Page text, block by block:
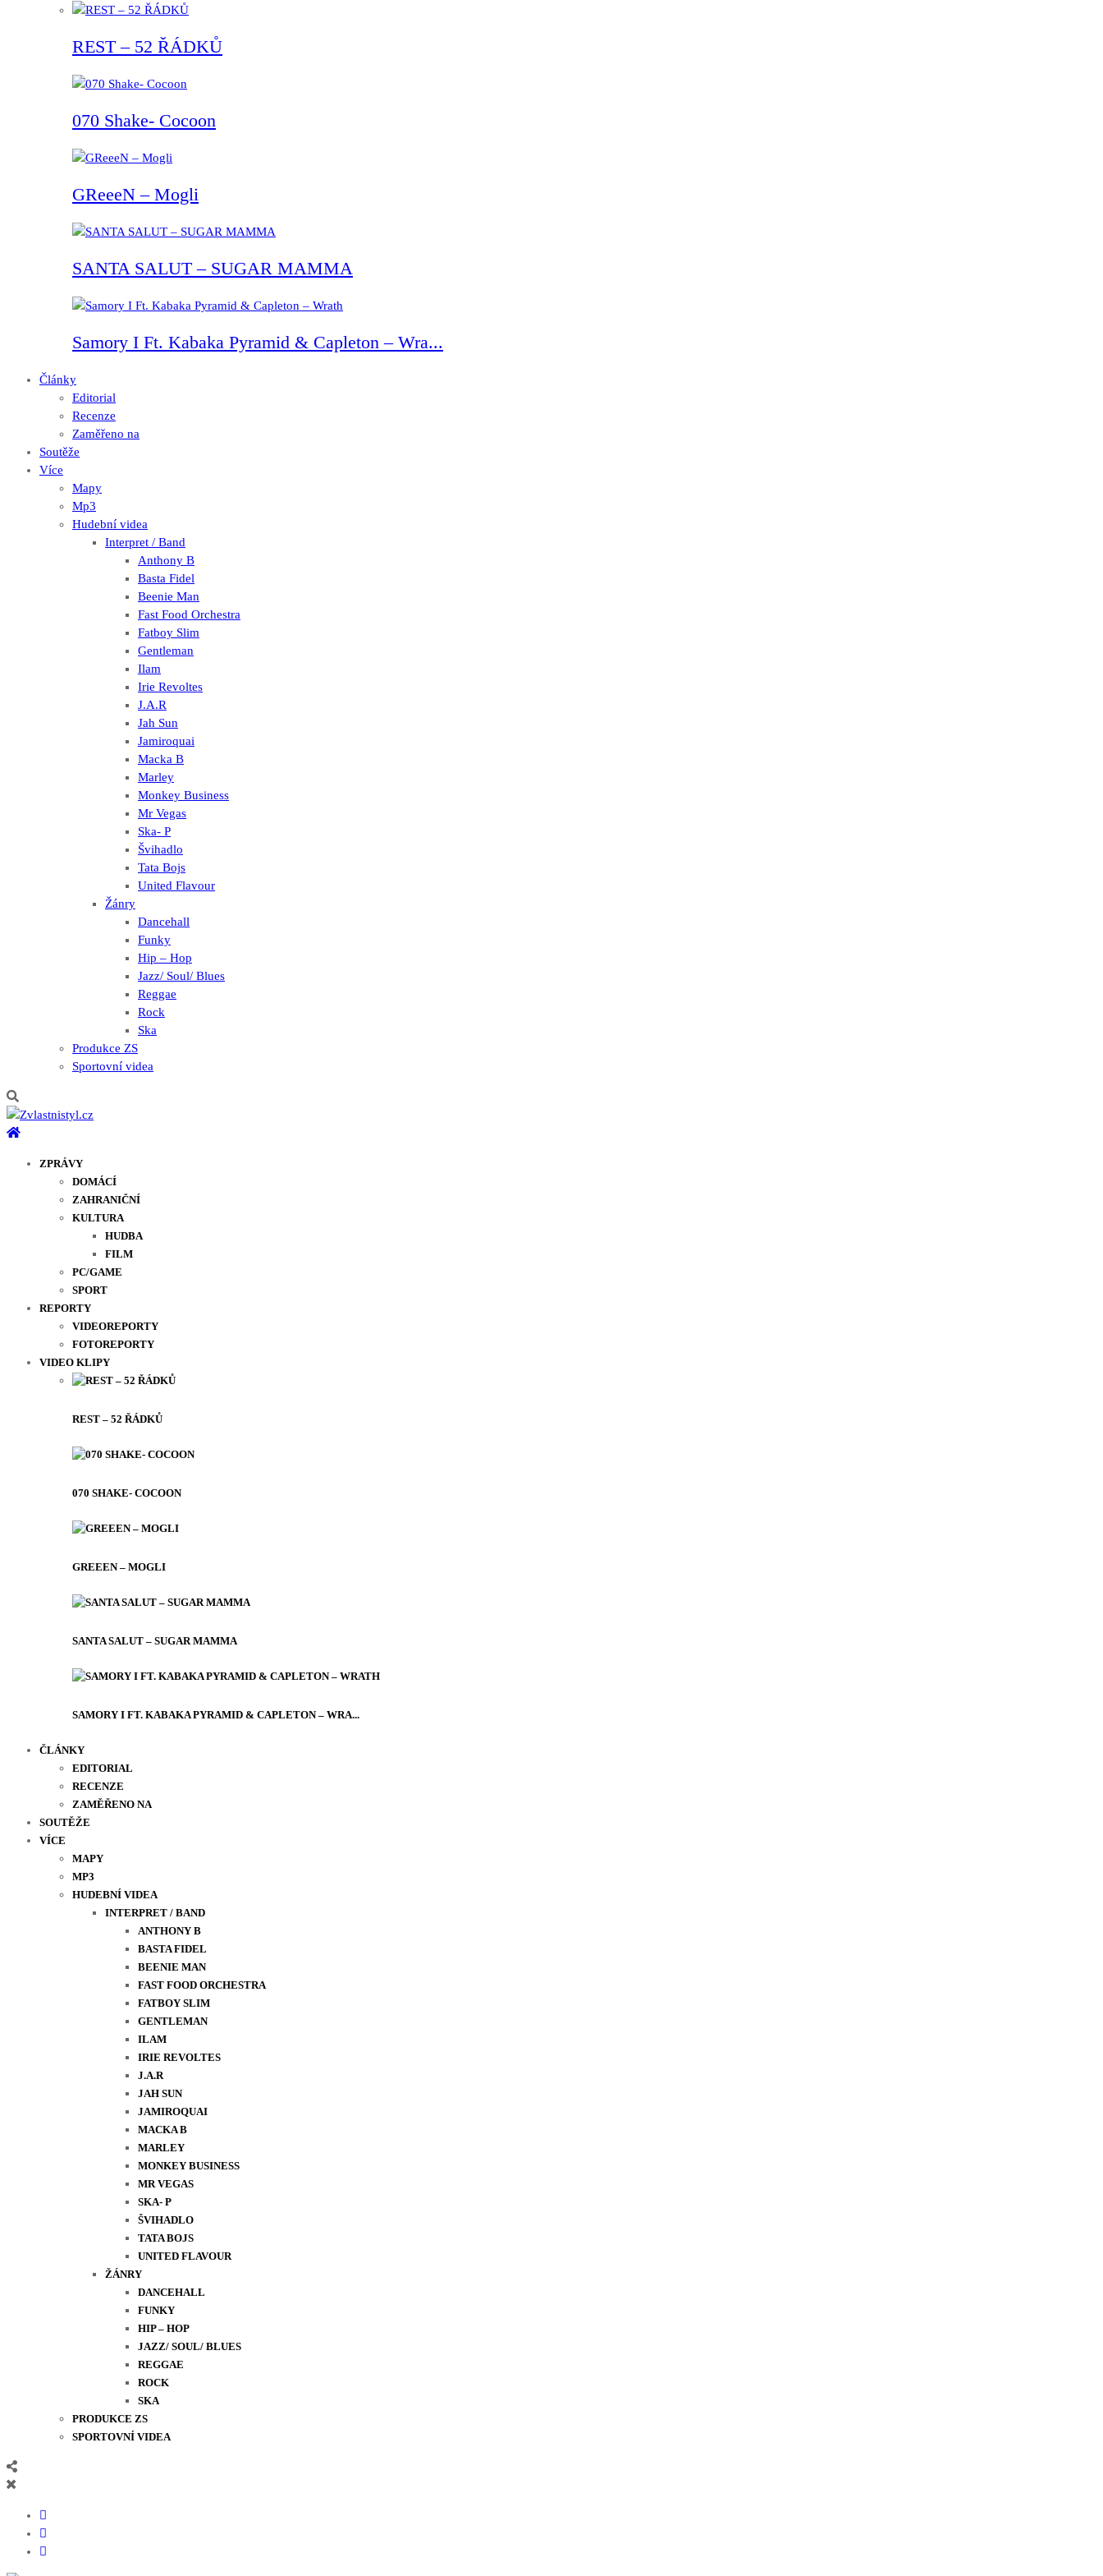
REST – 52 ŘÁDKŮ
070 Shake- Cocoon
GReeeN – Mogli
SANTA SALUT – SUGAR MAMMA
Samory I Ft. Kabaka Pyramid & Capleton – Wra...
Články
Editorial
Recenze
Zaměřeno na
Soutěže
Více
Mapy
Mp3
Hudební videa
Interpret / Band
Anthony B
Basta Fidel
Beenie Man
Fast Food Orchestra
Fatboy Slim
Gentleman
Ilam
Irie Revoltes
J.A.R
Jah Sun
Jamiroquai
Macka B
Marley
Monkey Business
Mr Vegas
Ska- P
Švihadlo
Tata Bojs
United Flavour
Žánry
Dancehall
Funky
Hip – Hop
Jazz/ Soul/ Blues
Reggae
Rock
Ska
Produkce ZS
Sportovní videa
ZPRÁVY
DOMÁCÍ
ZAHRANIČNÍ
KULTURA
HUDBA
FILM
PC/GAME
SPORT
REPORTY
VIDEOREPORTY
FOTOREPORTY
VIDEO KLIPY
REST – 52 ŘÁDKŮ
070 SHAKE- COCOON
GREEEN – MOGLI
SANTA SALUT – SUGAR MAMMA
SAMORY I FT. KABAKA PYRAMID & CAPLETON – WRA...
ČLÁNKY
EDITORIAL
RECENZE
ZAMĚŘENO NA
SOUTĚŽE
VÍCE
MAPY
MP3
HUDEBNÍ VIDEA
INTERPRET / BAND
ANTHONY B
BASTA FIDEL
BEENIE MAN
FAST FOOD ORCHESTRA
FATBOY SLIM
GENTLEMAN
ILAM
IRIE REVOLTES
J.A.R
JAH SUN
JAMIROQUAI
MACKA B
MARLEY
MONKEY BUSINESS
MR VEGAS
SKA- P
ŠVIHADLO
TATA BOJS
UNITED FLAVOUR
ŽÁNRY
DANCEHALL
FUNKY
HIP – HOP
JAZZ/ SOUL/ BLUES
REGGAE
ROCK
SKA
PRODUKCE ZS
SPORTOVNÍ VIDEA